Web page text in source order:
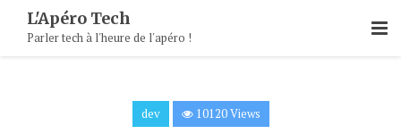
Content
L'Apéro Tech
Parler tech à l'heure de l'apéro !
dev 10120 Views